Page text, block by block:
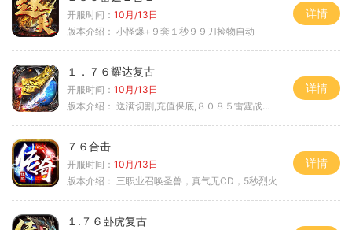
开服时间： 10月/13日
版本介绍： 小怪爆+９套１秒９９刀捡物自动
详情
１．７６耀达复古
开服时间： 10月/13日
版本介绍： 送满切割,充值保底,８０８５雷霆战神微变
详情
７６合击
开服时间： 10月/13日
版本介绍： 三职业召唤圣兽，真气无CD，5秒烈火
详情
１.７６卧虎复古